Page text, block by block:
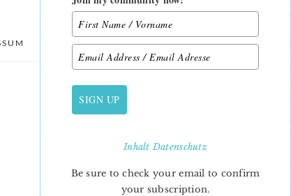
DATENSCHUTZ
PRIMARY
SIDEBAR
SIGN UP
InhaltDatenschutz
Be sure to check your email to confirm
your subscription.